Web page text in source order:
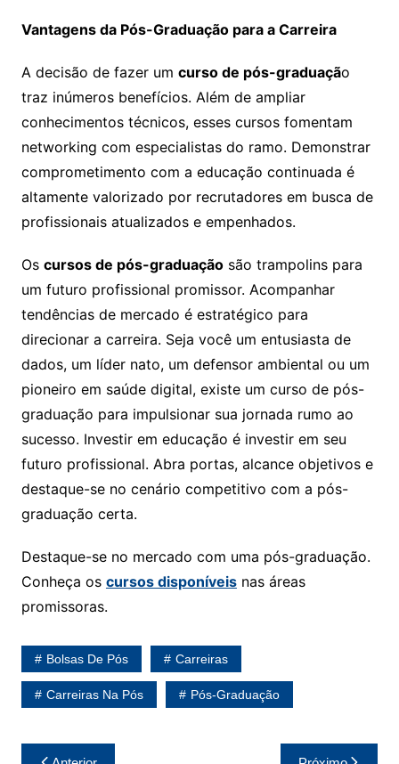
Vantagens da Pós-Graduação para a Carreira
A decisão de fazer um curso de pós-graduação
traz inúmeros benefícios. Além de ampliar
conhecimentos técnicos, esses cursos fomentam
networking com especialistas do ramo. Demonstrar
comprometimento com a educação continuada é
altamente valorizado por recrutadores em busca de
profissionais atualizados e empenhados.
Os cursos de pós-graduaçãosão trampolins para
um futuro profissional promissor. Acompanhar
tendências de mercado é estratégico para
direcionar a carreira. Seja você um entusiasta de
dados, um líder nato, um defensor ambiental ou um
pioneiro em saúde digital, existe um curso de pós-
graduação para impulsionar sua jornada rumo ao
sucesso. Investir em educação é investir em seu
futuro profissional. Abra portas, alcance objetivos e
destaque-se no cenário competitivo com a pós-
graduação certa.
Destaque-se no mercado com uma pós-graduação.
Conheça os cursos disponíveisnas áreas
promissoras.
Bolsas De Pós Carreiras
Carreiras Na Pós Pós-Graduação
Navegação